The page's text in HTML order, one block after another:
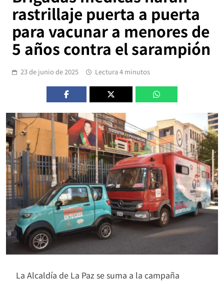
rastrillaje puerta a puerta
para vacunar a menores de
5 años contra el sarampión
23 de junio de 2025 Lectura 4 minutos
La Alcaldía de La Paz se suma a la campaña